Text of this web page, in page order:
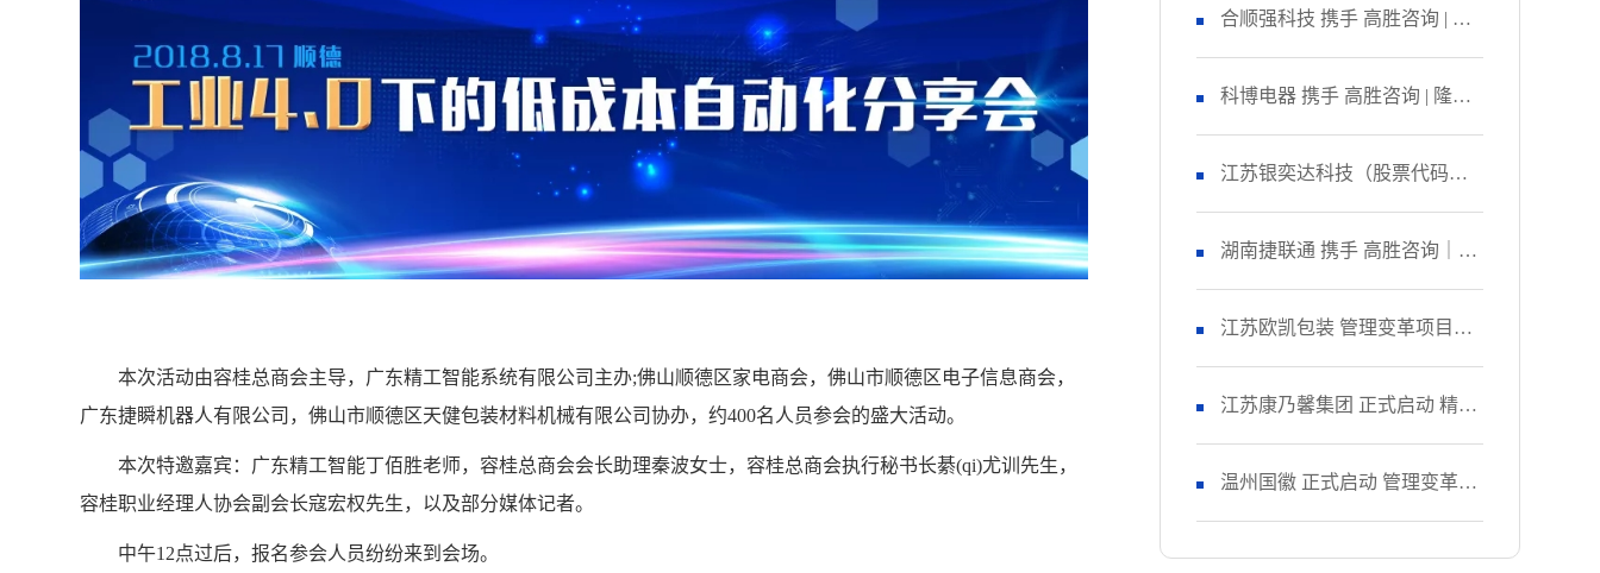
本次活动由容桂总商会主导，广东精工智能系统有限公司主办;佛山顺德区家电商会，佛山市顺德区电子信息商会，
广东捷瞬机器人有限公司，佛山市顺德区天健包装材料机械有限公司协办，约400名人员参会的盛大活动。
本次特邀嘉宾：广东精工智能丁佰胜老师，容桂总商会会长助理秦波女士，容桂总商会执行秘书长綦(qi)尤训先生，
容桂职业经理人协会副会长寇宏权先生，以及部分媒体记者。
中午12点过后，报名参会人员纷纷来到会场。
咨询 启动管理变革项目
合顺强科技 携手 高胜咨询 | 隆
重召开 精益生产项目誓师大
会！
科博电器 携手 高胜咨询 | 隆重
召开 品质管理提升项目启动大
会！
江苏银奕达科技（股票代码：
836235） 携手 高胜咨询｜正式
启动 管理变革项目
湖南捷联通 携手 高胜咨询｜正
式启动 精益生产项目！
江苏欧凯包装 管理变革项目人
资改善模块 圆满收官！
江苏康乃馨集团 正式启动 精益
生产项目二期！
温州国徽 正式启动 管理变革&
精益生产项目！